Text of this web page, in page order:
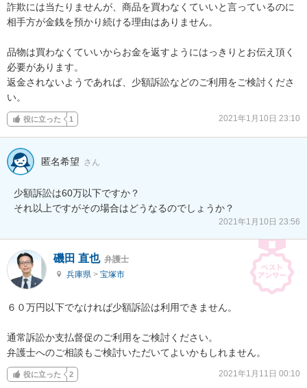
詐欺には当たりませんが、商品を買わなくていいと言っているのに
相手方が金銭を預かり続ける理由はありません。
品物は買わなくていいからお金を返すようにはっきりとお伝え頂く
必要があります。
返金されないようであれば、少額訴訟などのご利用をご検討くださ
い。
役に立った 1 2021年1月10日 23:10
匿名希望 さん
少額訴訟は60万以下ですか？
それ以上ですがその場合はどうなるのでしょうか？
2021年1月10日 23:56
磯田 直也 弁護士
兵庫県 > 宝塚市
６０万円以下でなければ少額訴訟は利用できません。
通常訴訟か支払督促のご利用をご検討ください。
弁護士へのご相談もご検討いただいてよいかもしれません。
役に立った 2 2021年1月11日 00:10